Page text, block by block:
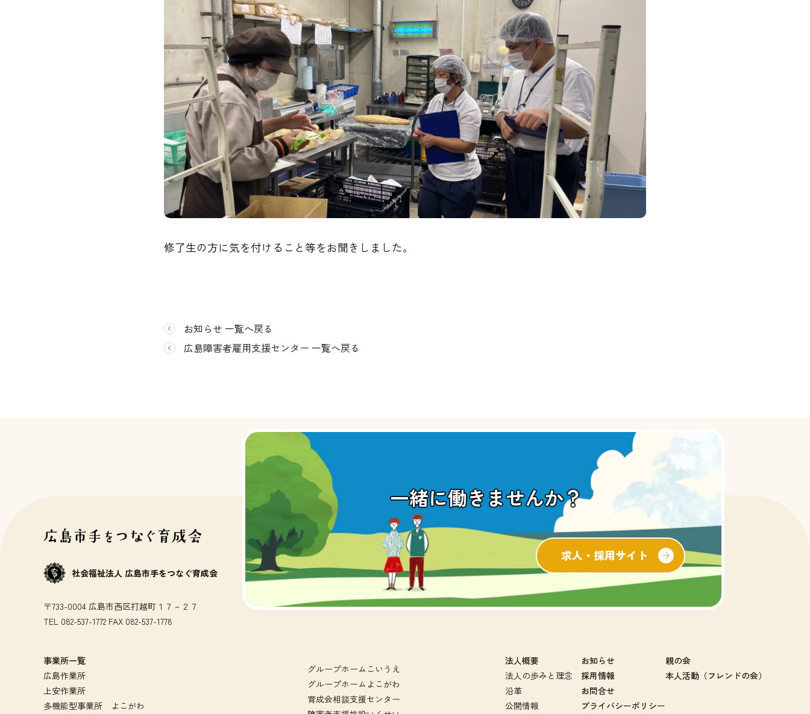
修了生の方に気を付けること等をお聞きしました。
お知らせ 一覧へ戻る
広島障害者雇用支援センター 一覧へ戻る
一緒に働きませんか？
求人・採用サイト
社会福祉法人 広島市手をつなぐ育成会
〒733-0004 広島市西区打越町１７－２７
TEL 082-537-1772 FAX 082-537-1778
事業所一覧
広島作業所
上安作業所
多機能型事業所 よこがわ
グループホームこいうえ
グループホームよこがわ
育成会相談支援センター
法人概要
法人の歩みと理念
沿革
公開情報
お知らせ
採用情報
お問合せ
プライバシーポリシー
親の会
本人活動（フレンドの会）